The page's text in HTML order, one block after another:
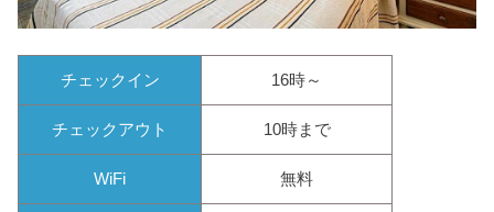
チェックイン 16時～
チェックアウト 10時まで
WiFi 無料